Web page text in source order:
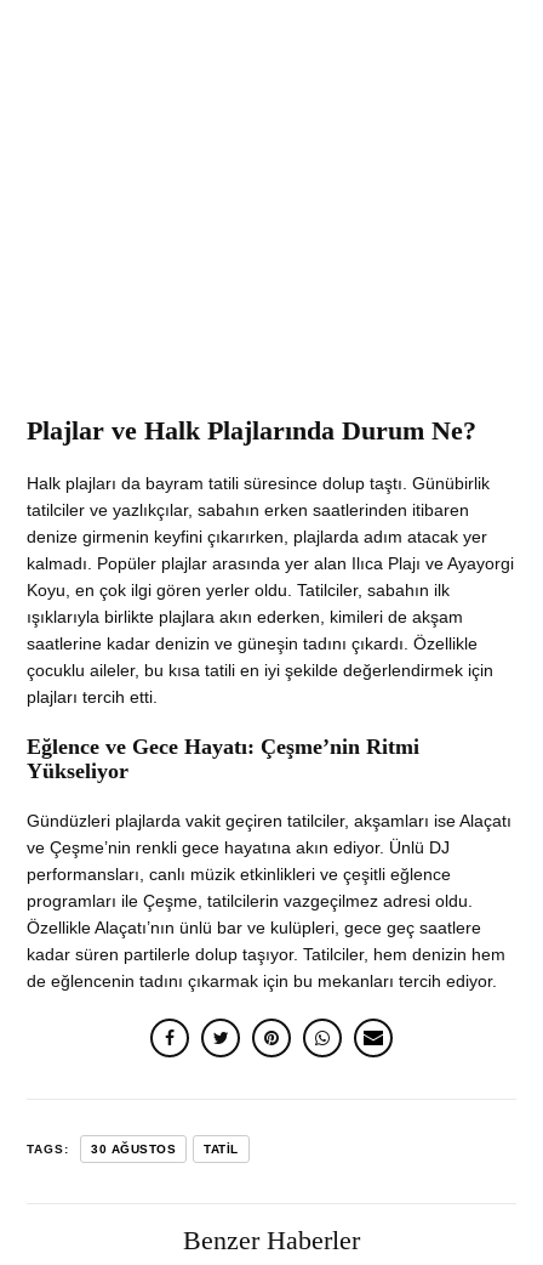
Plajlar ve Halk Plajlarında Durum Ne?
Halk plajları da bayram tatili süresince dolup taştı. Günübirlik
tatilciler ve yazlıkçılar, sabahın erken saatlerinden itibaren
denize girmenin keyfini çıkarırken, plajlarda adım atacak yer
kalmadı. Popüler plajlar arasında yer alan Ilıca Plajı ve Ayayorgi
Koyu, en çok ilgi gören yerler oldu. Tatilciler, sabahın ilk
ışıklarıyla birlikte plajlara akın ederken, kimileri de akşam
saatlerine kadar denizin ve güneşin tadını çıkardı. Özellikle
çocuklu aileler, bu kısa tatili en iyi şekilde değerlendirmek için
plajları tercih etti.
Eğlence ve Gece Hayatı: Çeşme’nin Ritmi
Yükseliyor
Gündüzleri plajlarda vakit geçiren tatilciler, akşamları ise Alaçatı
ve Çeşme’nin renkli gece hayatına akın ediyor. Ünlü DJ
performansları, canlı müzik etkinlikleri ve çeşitli eğlence
programları ile Çeşme, tatilcilerin vazgeçilmez adresi oldu.
Özellikle Alaçatı’nın ünlü bar ve kulüpleri, gece geç saatlere
kadar süren partilerle dolup taşıyor. Tatilciler, hem denizin hem
de eğlencenin tadını çıkarmak için bu mekanları tercih ediyor.
TAGS: 30 AĞUSTOS TATIL
Benzer Haberler